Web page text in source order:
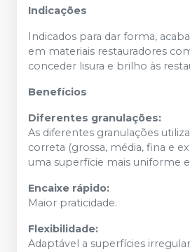
Indicações
Indicados para dar forma,
em materiais restauradores
conceder lisura e brilho às
Benefícios
Diferentes granulações:
As diferentes granulações
correta (grossa, média, fina e
uma superfície mais uniforme e
Encaixe rápido:
Maior praticidade.
Flexibilidade:
Adaptável a superfícies